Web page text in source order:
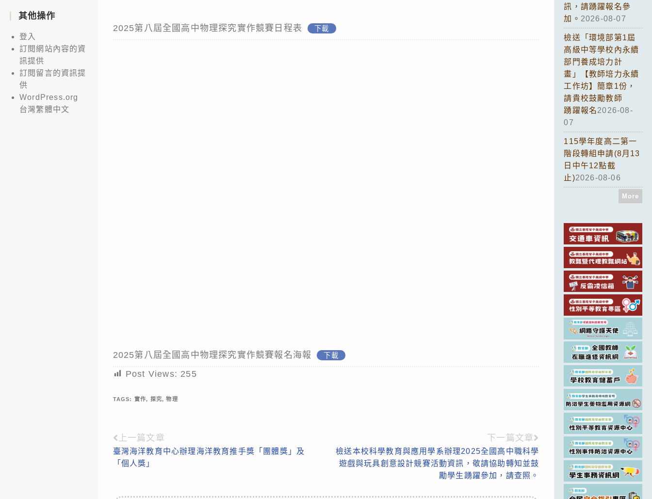
2025第八屆全國高中物理探究實作競賽日程表 下載
2025第八屆全國高中物理探究實作競賽報名海報 下載
Post Views: 255
TAGS: 實作, 探究, 物理
Read
more
上一篇文章
臺灣海洋教育中心辦理海洋教育推手獎「團體獎」及
「個人獎」
下一篇文章
檢送本校科學教育與應用學系辦理2025全國高中職科學
遊戲與玩具創意設計競賽活動資訊，敬請協助轉知並鼓
勵學生踴躍參加，請查照。
其他操作
登入
訂閱網站內容的資
訊提供
訂閱留言的資訊提
供
WordPress.org
台灣繁體中文
訊，請踴躍報名參
加。 2026-08-07
檢送「環境部第1屆
高級中等學校內永續
部門養成培力計
畫」【教師培力永續
工作坊】簡章1份，
請貴校鼓勵教師
踴躍報名2026-08-
07
115學年度高二第一
階段轉組申請(8月13
日中午12點截
止)2026-08-06
More